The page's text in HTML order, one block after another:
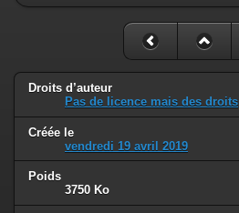
Droits d’auteur
Pas de licence mais des droits
Créée le
vendredi 19 avril 2019
Poids
3750 Ko